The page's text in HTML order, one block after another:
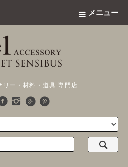
メニュー
リー・材料・道具 専門店